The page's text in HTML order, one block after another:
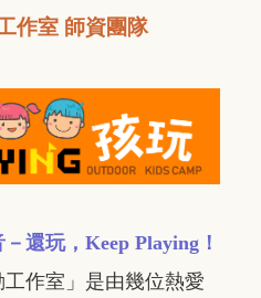
作室 師資團隊
還玩，Keep Playing！
工作室」是由幾位熱愛